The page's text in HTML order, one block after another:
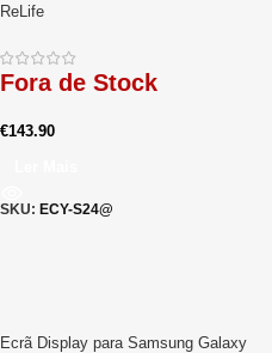
ReLife
Fora de Stock
€143.90
SKU: ECY-S24@
Ecrã Display para Samsung Galaxy